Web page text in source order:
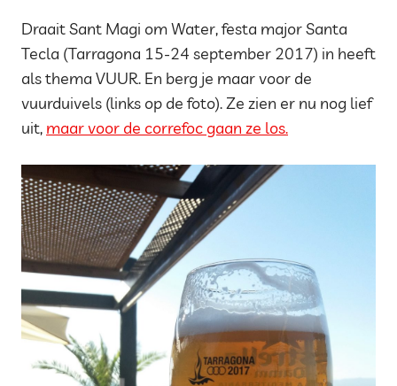
Draait Sant Magi om Water, festa major Santa
Tecla (Tarragona 15-24 september 2017) in heeft
als thema VUUR. En berg je maar voor de
vuurduivels (links op de foto). Ze zien er nu nog lief
uit, maar voor de correfoc gaan ze los.